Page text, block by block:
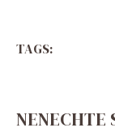
TAGS:
NENECHTE